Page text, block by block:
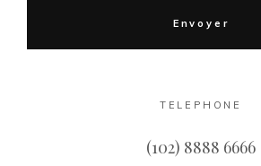
TELEPHONE
(102) 8888 6666